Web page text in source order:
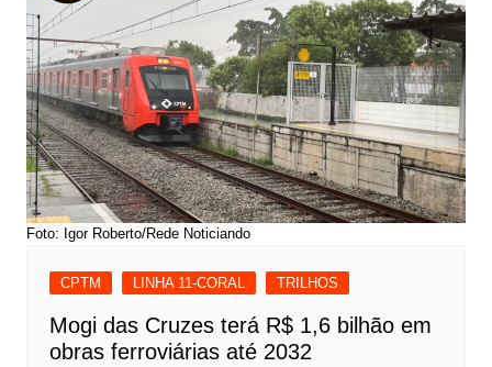
Foto: Igor Roberto/Rede Noticiando
CPTM LINHA 11-CORAL TRILHOS
Mogi das Cruzes terá R$ 1,6 bilhão em
obras ferroviárias até 2032